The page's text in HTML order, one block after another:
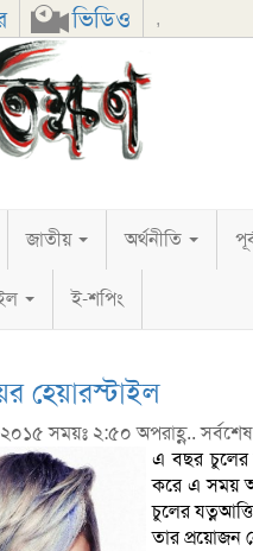
ভিডিও ,
Google+
জাতীয় অর্থনীতি
ই-শপিং
হেয়ারস্টাইল
সময়ঃ ২:৫০ অপরাহ্ণ.. সর্বশেষ
এ বছর চুলের
করে এ সময়
চুলের
তার প্রয়োজন